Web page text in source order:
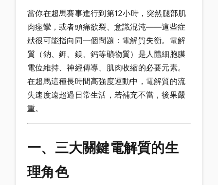
當你在超馬賽事進行到第12小時，突然腿部肌
肉痙攣，或者頭痛欲裂、意識混沌——這些症
狀很可能指向同一個問題：電解質失衡。電解
質（鈉、鉀、鎂、鈣等礦物質）是人體細胞膜
電位維持、神經傳導、肌肉收縮的必要元素。
在超馬這種長時間高強度運動中，電解質的流
失速度遠超過日常生活，若補充不當，後果嚴
重。
一、三大關鍵電解質的生
理角色